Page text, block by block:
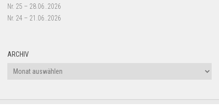
Nr. 25 – 28.06..2026
Nr. 24 – 21.06..2026
ARCHIV
Archiv